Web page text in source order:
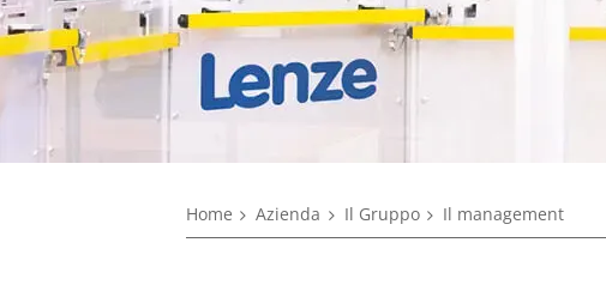
Home Azienda Il Gruppo Il management